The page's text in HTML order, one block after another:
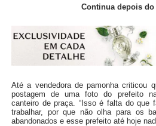
Continua depois
Até a vendedora de pamonha criticou
postagem de uma foto do prefeito
canteiro de praça. “Isso é falta do que
trabalhar, por que não olha para os
abandonados e esse prefeito até hoje